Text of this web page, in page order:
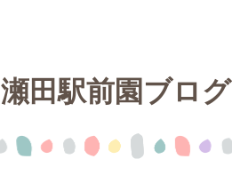
瀬田駅前園ブログ